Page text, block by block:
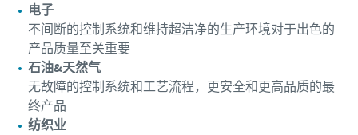
电子
不间断的控制系统和维持超洁净的生产环境对于出色的
产品质量至关重要
石油&天然气
无故障的控制系统和工艺流程，更安全和更高品质的最
终产品
纺织业